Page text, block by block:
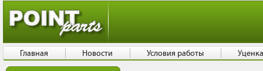
Главная Новости Условия работы